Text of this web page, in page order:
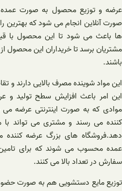
عرضه و توزیع محصول به صورت
صورت آنلاین انجام می شود که بهترین
ها باعث می شود تا این محصول با
مشتریان برسد تا خریداران این محصول
باشند.
این مواد شوینده مصرف بالایی دارند و
این امر باعث افزایش سطح تولید و
موادی که به صورت اینترنتی عرضه
کننده می رسند و مشتری می تواند با
دهد.فروشگاه های بزرگ عرضه کننده
عمده محسوب می شوند که برای
سفارش در تعداد بالا می کنند.
توزیع مایع دستشویی هم به صورت